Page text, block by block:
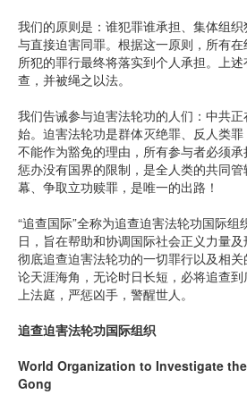
我们的原则是：谁犯罪谁承担、集体组
与直接迫害同罪。根据这一原则，所有
所犯的罪行最终将落实到个人承担。上
查，并被绳之以法。
我们告诫参与迫害法轮功的人们：中共
始。迫害法轮功是群体灭绝罪、反人类
不能作为豁免的理由，所有参与者必须
惩办没有国界的限制，是全人类的共同
幕、争取立功赎罪，是唯一的出路！
“追查国际”全称为追查迫害法轮功国际
日，旨在帮助和协调国际社会正义力量
彻底追查迫害法轮功的一切罪行以及相
论天涯海角，无论时日长短，必将追查
上法庭，严惩凶手，警醒世人。
追查迫害法轮功国际组织
World Organization to Investigate
Gong